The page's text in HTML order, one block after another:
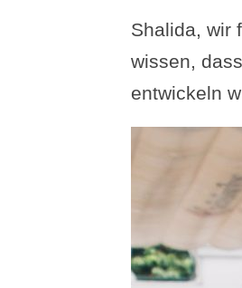
Shalida, wir
wissen,
entwickeln